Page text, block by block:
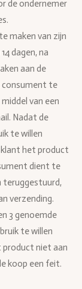
de ondernemer
maken van zijn
dagen, na
aan de
consument te
van een
Nadat de
te willen
het product
dient te
teruggestuurd,
verzending.
3 genoemde
te willen
product niet aan
koop een feit.